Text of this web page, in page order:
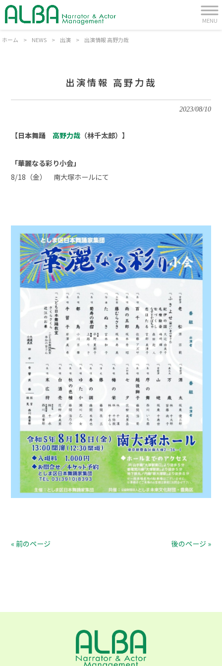
MENU
ホーム > NEWS > 出演 > 出演情報 高野力哉
出演情報 高野力哉
2023/08/10
【日本舞踊高野力哉 （林千太郎）】
「華麗なる彩り小会」
8/18（金） 南大塚ホールにて
« 前のページ 後のページ »